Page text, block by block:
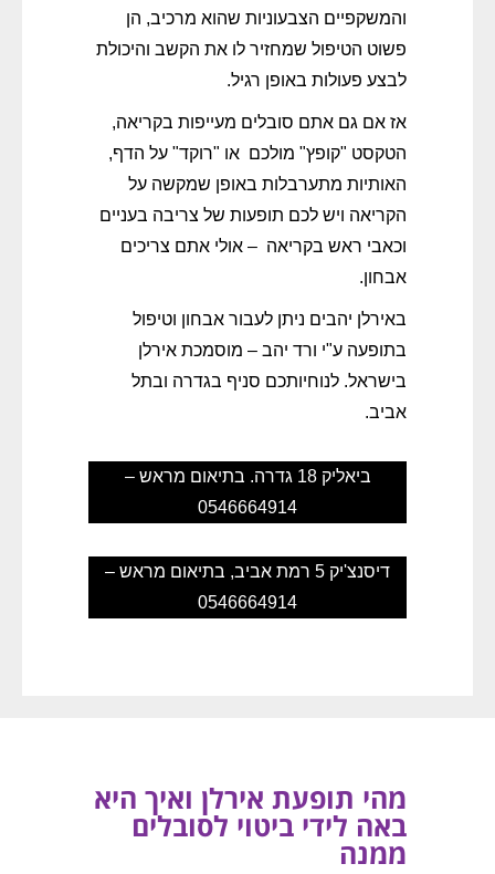
והמשקפיים הצבעוניות שהוא מרכיב, הן
פשוט הטיפול שמחזיר לו את הקשב והיכולת
לבצע פעולות באופן רגיל.
אז אם גם אתם סובלים מעייפות בקריאה,
הטקסט "קופץ" מולכם או "רוקד" על הדף,
האותיות מתערבלות באופן שמקשה על
הקריאה ויש לכם תופעות של צריבה בעניים
וכאבי ראש בקריאה – אולי אתם צריכים
אבחון.
באירלן יהבים ניתן לעבור אבחון וטיפול
בתופעה ע"י ורד יהב – מוסמכת אירלן
בישראל. לנוחיותכם סניף בגדרה ובתל
אביב.
ביאליק 18 גדרה. בתיאום מראש –
0546664914
דיסנצ'יק 5 רמת אביב, בתיאום מראש –
0546664914
מהי תופעת אירלן ואיך היא
באה לידי ביטוי לסובלים
ממנה